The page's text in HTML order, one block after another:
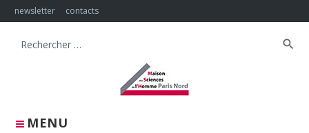
Skip
to
newsletter contacts
MENU
Search
search